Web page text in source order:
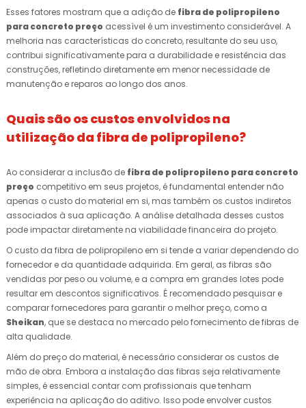
Esses fatores mostram que a adição de fibra de polipropileno
para concreto preço acessível é um investimento considerável. A
melhoria nas características do concreto, resultante do seu uso,
contribui significativamente para a durabilidade e resistência das
construções, refletindo diretamente em menor necessidade de
manutenção e reparos ao longo dos anos.
Quais são os custos envolvidos na
utilização da fibra de polipropileno?
Ao considerar a inclusão de fibra de polipropileno para concreto
preço competitivo em seus projetos, é fundamental entender não
apenas o custo do material em si, mas também os custos indiretos
associados à sua aplicação. A análise detalhada desses custos
pode impactar diretamente na viabilidade financeira do projeto.
O custo da fibra de polipropileno em si tende a variar dependendo do
fornecedor e da quantidade adquirida. Em geral, as fibras são
vendidas por peso ou volume, e a compra em grandes lotes pode
resultar em descontos significativos. É recomendado pesquisar e
comparar fornecedores para garantir o melhor preço, como a
Sheikan, que se destaca no mercado pelo fornecimento de fibras de
alta qualidade.
Além do preço do material, é necessário considerar os custos de
mão de obra. Embora a instalação das fibras seja relativamente
simples, é essencial contar com profissionais que tenham
experiência na aplicação do aditivo. Isso pode envolver custos